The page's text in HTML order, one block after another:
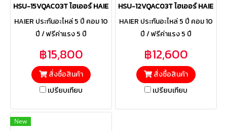
HSU-15VQAC03T ไฮเออร์ HAIER แบบติดผนัง รุ่น Clean Cool VQAC
HAIER ประกันอะไหล่ 5 ปี คอม 10
ปี / ฟรีค่าแรง 5 ปี
฿15,800
สั่งซื้อสินค้า
เปรียบเทียบ
HSU-12VQAC03T ไฮเออร์
HAIER ประกันอะไหล่ 5 ปี คอม 10
ปี / ฟรีค่าแรง 5 ปี
฿12,600
สั่งซื้อสินค้า
เปรียบเทียบ
New